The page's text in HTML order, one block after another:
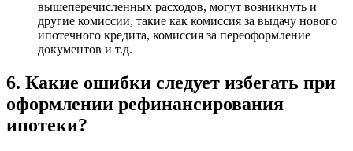
вышеперечисленных расходов, могут возникнуть и
другие комиссии, такие как комиссия за выдачу нового
ипотечного кредита, комиссия за переоформление
документов и т.д.
6. Какие ошибки следует избегать при
оформлении рефинансирования
ипотеки?